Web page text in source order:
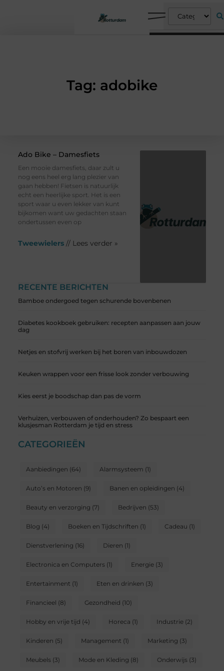
Tag: adobike
RECENTE BERICHTEN
Bamboe ondergoed tegen schurende bovenbenen
Diabetes kookboek gebruiken: recepten aanpassen aan jouw
dag
Netjes en stofvrij werken bij het boren van inbouwdozen
Keuken wrappen voor een frisse look zonder verbouwing
Kies eerst je boodschap dan pas de vorm
Verhuizen, verbouwen of onderhouden? Zo bespaart een
klusjesman Rotterdam je tijd en stress
CATEGORIEËN
Aanbiedingen (64) Alarmsysteem (1)
Auto’s en Motoren (9) Banen en opleidingen (4)
Beauty en verzorging (7) Bedrijven (53)
Blog (4) Boeken en Tijdschriften (1) Cadeau (1)
Dienstverlening (16) Dieren (1)
Electronica en Computers(1) Energie(3)
Entertainment (1) Eten en drinken (3)
Financieel (8) Gezondheid (10)
Hobby en vrije tijd (4) Horeca (1) Industrie(2)
Kinderen (5) Management (1) Marketing (3)
Meubels(3) Mode en Kleding (8) Onderwijs(3)
Ado Bike – Damesfiets
Een mooie damesfiets, daar zult u
nog eens heel erg lang plezier van
gaan hebben! Fietsen is natuurlijk
echt een heerlijke sport. Het is een
sport waar u even lekker van kunt
bijkomen want uw gedachten staan
ondertussen even op
Tweewielers // Lees verder »